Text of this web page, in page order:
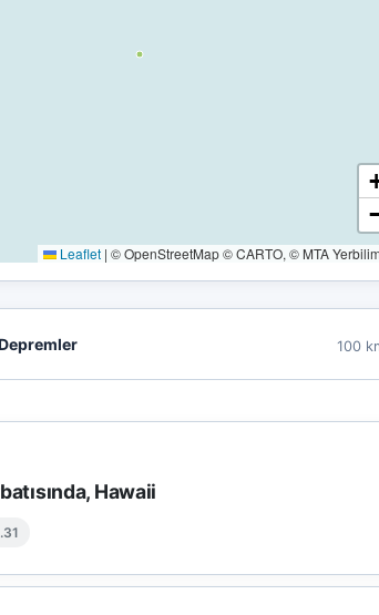
Leaflet | © OpenStreetMap © CARTO, © MTA
100
Hawaii